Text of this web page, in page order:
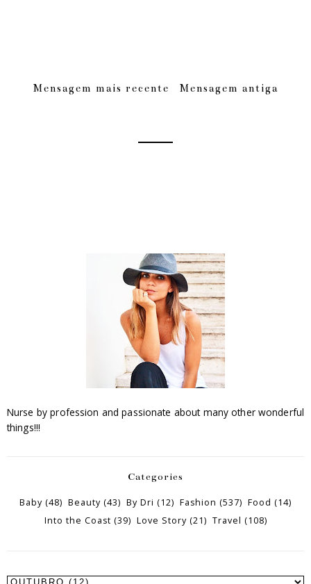
Mensagem mais recente Mensagem antiga
Nurse by profession and passionate about many other wonderful
things!!!
Categories
Baby (48) Beauty (43) By Dri (12) Fashion (537) Food (14)
Into the Coast (39) Love Story (21) Travel (108)